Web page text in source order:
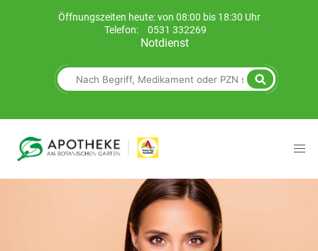
Öffnungszeiten heute: von 08:00 bis 18:30 Uhr
Telefon:
0531 332269
Notdienst